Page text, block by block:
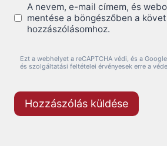
A nevem, e-mail címem, és
mentése a böngészőben a
hozzászólásomhoz.
Ezt a webhelyet a reCAPTCHA védi, és a
és szolgáltatási feltételei érvényesek erre a